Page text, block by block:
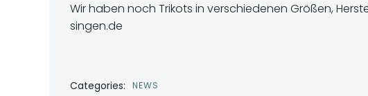
Wir haben noch Trikots in verschiedenen Größen,
singen.de
Categories: NEWS